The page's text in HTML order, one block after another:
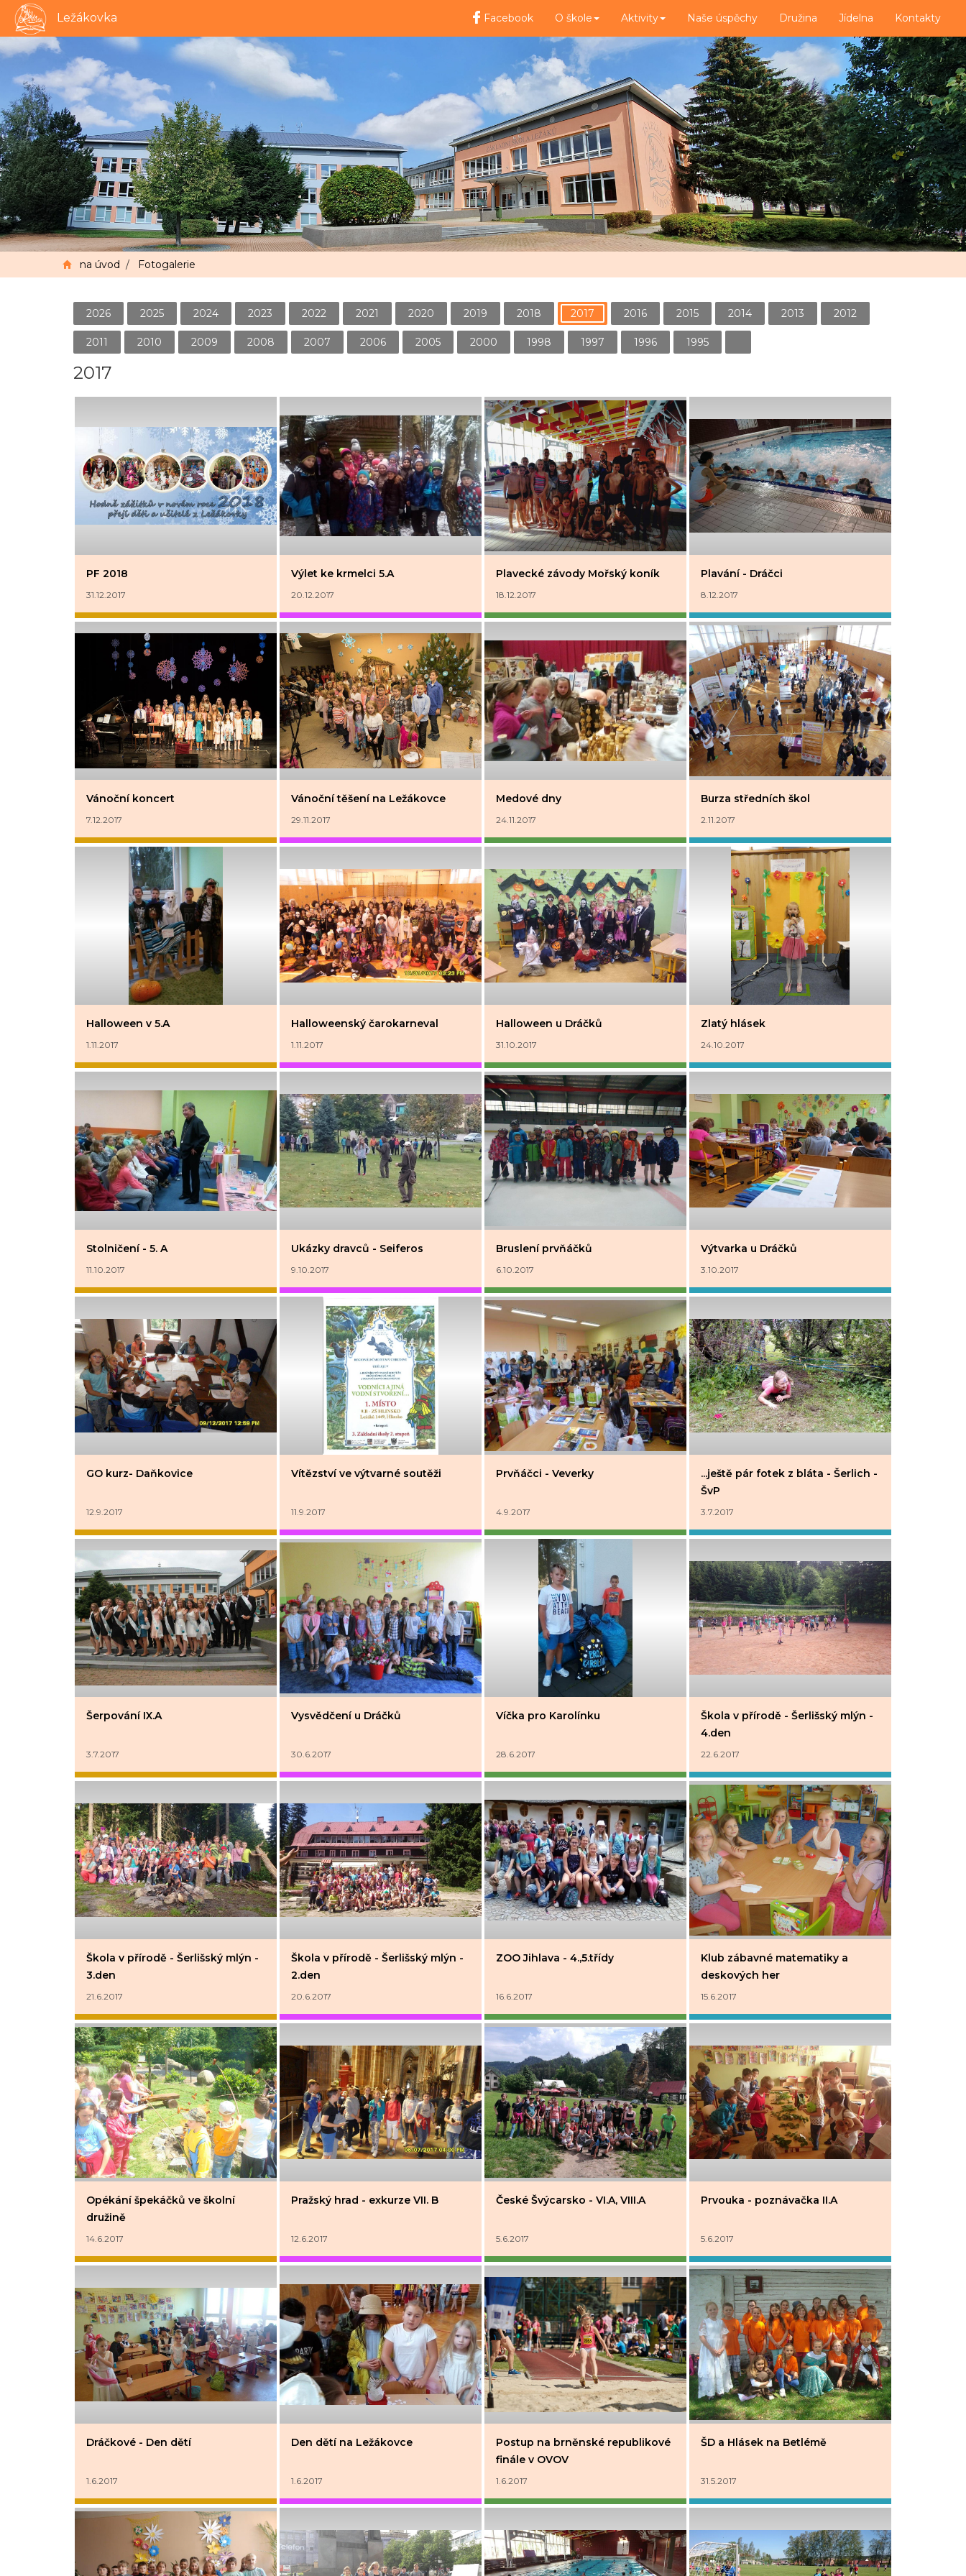
Ležákovka Facebook O škole Aktivity Naše úspěchy Družina Jídelna Kontakty
na úvod / Fotogalerie
2026 2025 2024 2023 2022 2021 2020 2019 2018 2017 2016 2015 2014 2013 2012
2011 2010 2009 2008 2007 2006 2005 2000 1998 1997 1996 1995
2017
PF 2018
31.12.2017
Výlet ke krmelci 5.A
20.12.2017
Plavecké závody Mořský koník
18.12.2017
Plavání - Dráčci
8.12.2017
Vánoční koncert
7.12.2017
Vánoční těšení na Ležákovce
29.11.2017
Medové dny
24.11.2017
Burza středních škol
2.11.2017
Halloween v 5.A
1.11.2017
Halloweenský čarokarneval
1.11.2017
Halloween u Dráčků
31.10.2017
Zlatý hlásek
24.10.2017
Stolničení - 5. A
11.10.2017
Ukázky dravců - Seiferos
9.10.2017
Bruslení prvňáčků
6.10.2017
Výtvarka u Dráčků
3.10.2017
GO kurz- Daňkovice
12.9.2017
Vítězství ve výtvarné soutěži
11.9.2017
Prvňáčci - Veverky
4.9.2017
...ještě pár fotek z bláta - Šerlich -
ŠvP
3.7.2017
Šerpování IX.A
3.7.2017
Vysvědčení u Dráčků
30.6.2017
Víčka pro Karolínku
28.6.2017
Škola v přírodě - Šerlišský mlýn -
4.den
22.6.2017
Škola v přírodě - Šerlišský mlýn -
3.den
21.6.2017
Škola v přírodě - Šerlišský mlýn -
2.den
20.6.2017
ZOO Jihlava - 4.,5.třídy
16.6.2017
Klub zábavné matematiky a
deskových her
15.6.2017
Opékání špekáčků ve školní
družině
14.6.2017
Pražský hrad - exkurze VII. B
12.6.2017
České Švýcarsko - VI.A, VIII.A
5.6.2017
Prvouka - poznávačka II.A
5.6.2017
Dráčkové - Den dětí
1.6.2017
Den dětí na Ležákovce
1.6.2017
Postup na brněnské republikové
finále v OVOV
1.6.2017
ŠD a Hlásek na Betlémě
31.5.2017